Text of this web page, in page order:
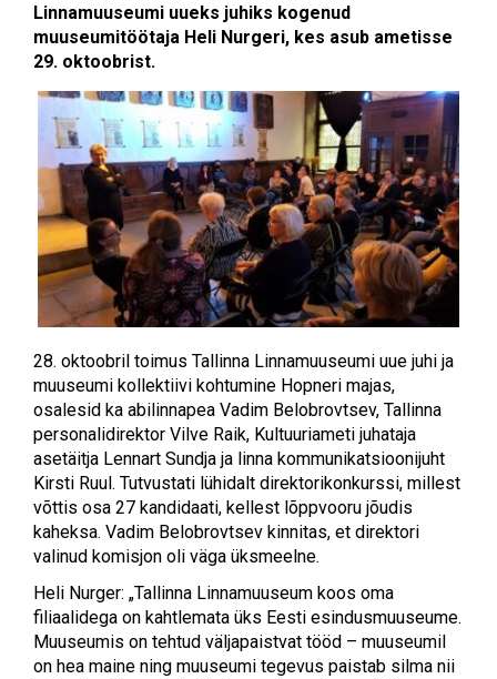
Linnamuuseumi uueks juhiks kogenud
muuseumitöötaja Heli Nurgeri, kes asub ametisse
29. oktoobrist.
28. oktoobril toimus Tallinna Linnamuuseumi uue juhi ja
muuseumi kollektiivi kohtumine Hopneri majas,
osalesid ka abilinnapea Vadim Belobrovtsev, Tallinna
personalidirektor Vilve Raik, Kultuuriameti juhataja
asetäitja Lennart Sundja ja linna kommunikatsioonijuht
Kirsti Ruul. Tutvustati lühidalt direktorikonkurssi, millest
võttis osa 27 kandidaati, kellest lõppvooru jõudis
kaheksa. Vadim Belobrovtsev kinnitas, et direktori
valinud komisjon oli väga üksmeelne.
Heli Nurger: „Tallinna Linnamuuseum koos oma
filiaalidega on kahtlemata üks Eesti esindusmuuseume.
Muuseumis on tehtud väljapaistvat tööd – muuseumil
on hea maine ning muuseumi tegevus paistab silma nii